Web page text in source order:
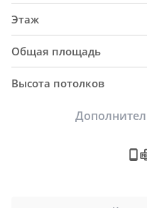
Этаж
Общая площадь
Высота потолков